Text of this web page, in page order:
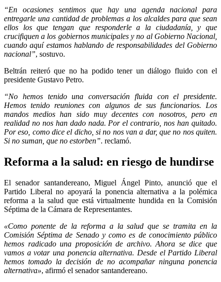
“En ocasiones sentimos que hay una agenda nacional para
entregarle una cantidad de problemas a los alcaldes para que sean
ellos los que tengan que responderle a la ciudadanía, y que
crucifiquen a los gobiernos municipales y no al Gobierno Nacional,
cuando aquí estamos hablando de responsabilidades del Gobierno
nacional”, sostuvo.
Beltrán reiteró que no ha podido tener un diálogo fluido con el
presidente Gustavo Petro.
“No hemos tenido una conversación fluida con el presidente.
Hemos tenido reuniones con algunos de sus funcionarios. Los
mandos medios han sido muy decentes con nosotros, pero en
realidad no nos han dado nada. Por el contrario, nos han quitado.
Por eso, como dice el dicho, si no nos van a dar, que no nos quiten.
Si no suman, que no estorben”. reclamó.
Reforma a la salud: en riesgo de hundirse
El senador santandereano, Miguel Ángel Pinto, anunció que el
Partido Liberal no apoyará la ponencia alternativa a la polémica
reforma a la salud que está virtualmente hundida en la Comisión
Séptima de la Cámara de Representantes.
«Como ponente de la reforma a la salud que se tramita en la
Comisión Séptima de Senado y como es de conocimiento público
hemos radicado una proposición de archivo. Ahora se dice que
vamos a votar una ponencia alternativa. Desde el Partido Liberal
hemos tomado la decisión de no acompañar ninguna ponencia
alternativa», afirmó el senador santandereano.